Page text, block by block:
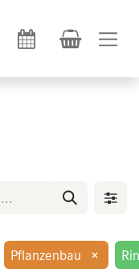
Pflanzenbau ×